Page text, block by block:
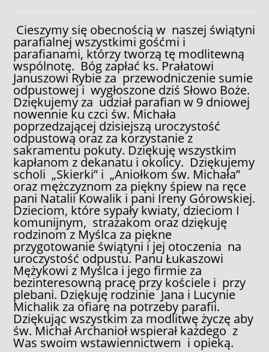
Cieszymy się obecnością w naszej świątyni
parafialnej wszystkimi gośćmi i
parafianami, którzy tworzą tę modlitewną
wspólnotę. Bóg zapłać ks. Prałatowi
Januszowi Rybie za przewodniczenie sumie
odpustowej i wygłoszone dziś Słowo Boże.
Dziękujemy za udział parafian w 9 dniowej
nowennie ku czci św. Michała
poprzedzającej dzisiejszą uroczystość
odpustową oraz za korzystanie z
sakramentu pokuty. Dziękuję wszystkim
kapłanom z dekanatu i okolicy. Dziękujemy
scholi „Skierki” i „Aniołkom św. Michała”
oraz mężczyznom za piękny śpiew na ręce
pani Natalii Kowalik i pani Ireny Górowskiej.
Dzieciom, które sypały kwiaty, dzieciom I
komunijnym, strażakom oraz dziękuję
rodzinom z Myślca za piękne
przygotowanie świątyni i jej otoczenia na
uroczystość odpustu. Panu Łukaszowi
Mężykowi z Myślca i jego firmie za
bezinteresowną pracę przy kościele i przy
plebani. Dziękuję rodzinie Jana i Lucynie
Michalik za ofiarę na potrzeby parafii.
Dziękując wszystkim za modlitwę życzę aby
św. Michał Archanioł wspierał każdego z
Was swoim wstawiennictwem i opieką.